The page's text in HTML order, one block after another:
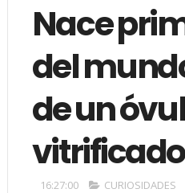
Nace
del
de un
vitrificado
16:27:00 CURIOSIDADES